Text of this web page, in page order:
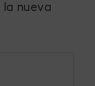
la nueva